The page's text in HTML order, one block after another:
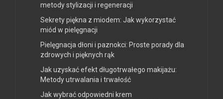
metody stylizacji i regeneracji
Sekrety piękna z miodem: Jak wykorzystać
miód w pielęgnacji
Pielęgnacja dłoni i paznokci: Proste porady dla
zdrowych i pięknych rąk
Jak uzyskać efekt długotrwałego makijażu:
Metody utrwalania i trwałość
Jak wybrać odpowiedni krem